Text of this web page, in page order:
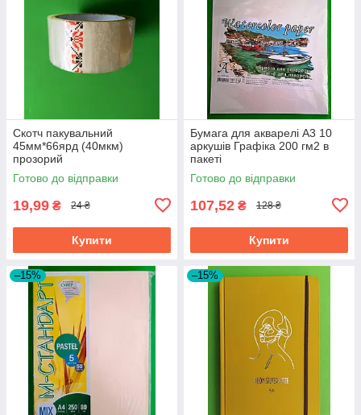
Скотч пакувальний
45мм*66ярд (40мкм)
прозорий
Готово до відправки
19,99 ₴ 24 ₴
Купити
Бумага для акварелі А3 10
аркушів Графіка 200 гм2 в
пакеті
Готово до відправки
107,52 ₴ 128 ₴
Купити
–15% –15%